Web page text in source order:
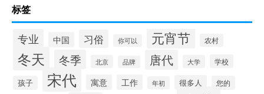
标签
专业 中国 习俗 你可以 元宵节 农村
冬天 冬季 北京 品牌 唐代 大学 学校
孩子 宋代 寓意 工作 年初 很多人 您的